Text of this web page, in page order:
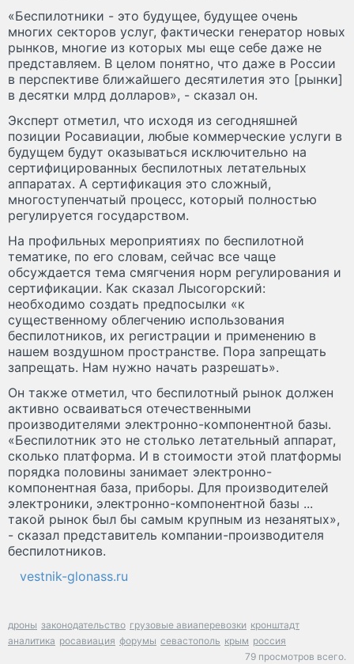
«Беспилотники - это будущее, будущее очень
многих секторов услуг, фактически генератор новых
рынков, многие из которых мы еще себе даже не
представляем. В целом понятно, что даже в России
в перспективе ближайшего десятилетия это [рынки]
в десятки млрд долларов», - сказал он.
Эксперт отметил, что исходя из сегодняшней
позиции Росавиации, любые коммерческие услуги в
будущем будут оказываться исключительно на
сертифицированных беспилотных летательных
аппаратах. А сертификация это сложный,
многоступенчатый процесс, который полностью
регулируется государством.
На профильных мероприятиях по беспилотной
тематике, по его словам, сейчас все чаще
обсуждается тема смягчения норм регулирования и
сертификации. Как сказал Лысогорский:
необходимо создать предпосылки «к
существенному облегчению использования
беспилотников, их регистрации и применению в
нашем воздушном пространстве. Пора запрещать
запрещать. Нам нужно начать разрешать».
Он также отметил, что беспилотный рынок должен
активно осваиваться отечественными
производителями электронно-компонентной базы.
«Беспилотник это не столько летательный аппарат,
сколько платформа. И в стоимости этой платформы
порядка половины занимает электронно-
компонентная база, приборы. Для производителей
электроники, электронно-компонентной базы ...
такой рынок был бы самым крупным из незанятых»,
- сказал представитель компании-производителя
беспилотников.
vestnik-glonass.ru
дроны законодательство грузовые авиаперевозки кронштадт
аналитика росавиация форумы севастополь крым россия
79 просмотров всего.